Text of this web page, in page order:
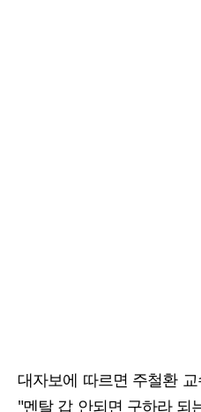
대자보에 따르면 주철환
"멘탈 갑 안되면 구하라 되